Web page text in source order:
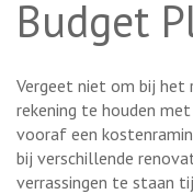
Budget
Vergeet niet om bij het
rekening te houden
vooraf een
bij verschillende
verrassingen te staan